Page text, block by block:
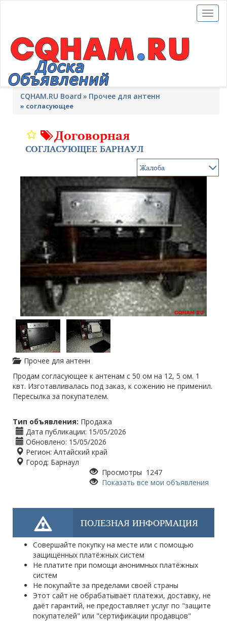
Toggle
CQHAM.RU Board Прочее для антенн
» согласующее
Договорная
СОГЛАСУЮЩЕЕ БАРНАУЛ
Прочее для антенн
Продам согласующее к антенам c 50 ом на 12, 5 ом. 1
квт. Изготавливалась под заказ, к сожению не применил.
Пересылка за покупателем.
Тип объявления: Продажа
Дата публикации: 15/05/2026
Обновлено: 15/05/2026
Регион: Алтайский край
Город: Барнаул
Просмотры 1247
Показать все мои объявления
ПОЛЕЗНАЯ ИНФОРМАЦИЯ
Совершайте покупку на месте или с помощью
защищённых платёжных систем
Не платите при помощи анонимных платёжных
систем
Не покупайте за пределами своей страны
Этот сайт не обрабатывает платежи, доставку, не
даёт гарантий, не предоставляет услуг по "защите
покупателей" или "сертификации продавцов"